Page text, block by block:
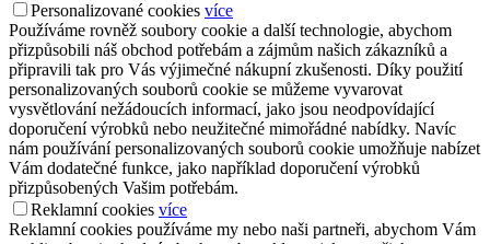
Personalizované cookies více
Používáme rovněž soubory cookie a další technologie, abychom
přizpůsobili náš obchod potřebám a zájmům našich zákazníků a
připravili tak pro Vás výjimečné nákupní zkušenosti. Díky použití
personalizovaných souborů cookie se můžeme vyvarovat
vysvětlování nežádoucích informací, jako jsou neodpovídající
doporučení výrobků nebo neužitečné mimořádné nabídky. Navíc
nám používání personalizovaných souborů cookie umožňuje nabízet
Vám dodatečné funkce, jako například doporučení výrobků
přizpůsobených Vašim potřebám.
Reklamní cookies více
Reklamní cookies používáme my nebo naši partneři, abychom Vám